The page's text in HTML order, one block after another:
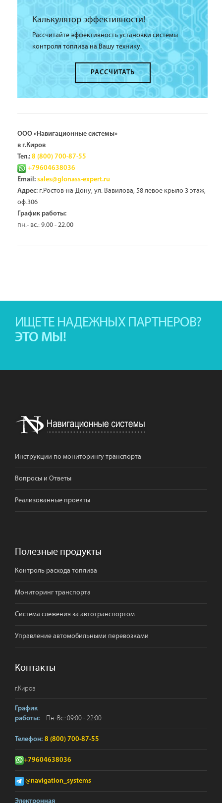
Калькулятор эффективности!
Рассчитайте эффективность установки системы
контроля топлива на Вашу технику.
РАССЧИТАТЬ
ООО «Навигационные системы»
в г.Киров
Тел.: 8 (800) 700-87-55
+79604638036
Email: sales@glonass-expert.ru
Адрес: г.Ростов-на-Дону, ул. Вавилова, 58 левое крыло 3 этаж,
оф.306
График работы:
пн.- вс.: 9.00 - 22.00
ИЩЕТЕ НАДЕЖНЫХ ПАРТНЕРОВ?
ЭТО МЫ!
Инструкции по мониторингу транспорта
Вопросы и Ответы
Реализованные проекты
Полезные продукты
Контроль расхода топлива
Мониторинг транспорта
Система слежения за автотранспортом
Управление автомобильными перевозками
Контакты
г.Киров
График
работы:
Пн.-Вс.: 09:00 - 22:00
Телефон: 8 (800) 700-87-55
+79604638036
@navigation_systems
Электронная